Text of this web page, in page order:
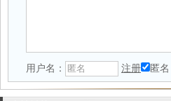
用户名： 注册 匿名